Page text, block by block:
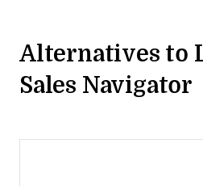
Alternatives to
Sales Navigator